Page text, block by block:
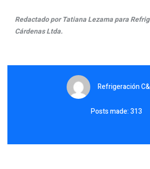
Redactado por Tatiana Lezama para
Cárdenas Ltda.
Refrigeración
Posts made: 313